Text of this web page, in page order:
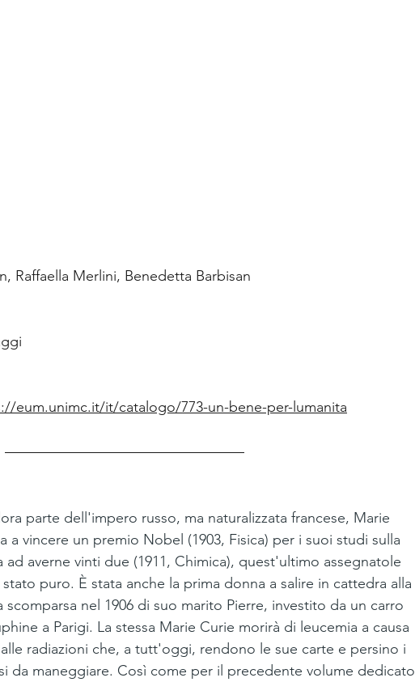
Raffaella Merlini, Benedetta Barbisan
eum.unimc.it/it/catalogo/773-un-bene-per-lumanita
parte dell'impero russo, ma naturalizzata francese, Marie
a vincere un premio Nobel (1903, Fisica) per i suoi studi sulla
averne vinti due (1911, Chimica), quest'ultimo assegnatole
puro. È stata anche la prima donna a salire in cattedra alla
nel 1906 di suo marito Pierre, investito da un carro
a Parigi. La stessa Marie Curie morirà di leucemia a causa
radiazioni che, a tutt'oggi, rendono le sue carte e persino i
da maneggiare. Così come per il precedente volume dedicato